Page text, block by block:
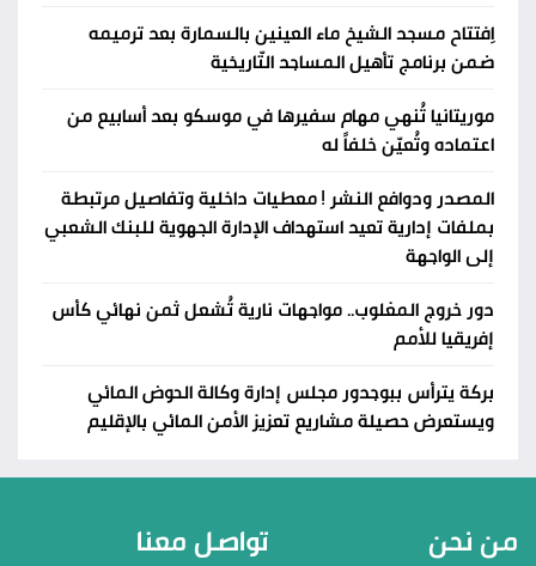
اِفتتاح مسجد الشيخ ماء العينين بالسمارة بعد ترميمه
ضمن برنامج تأهيل المساجد التّاريخية
موريتانيا تُنهي مهام سفيرها في موسكو بعد أسابيع من
اعتماده وتُعيّن خلفاً له
المصدر ودوافع النشر ! معطيات داخلية وتفاصيل مرتبطة
بملفات إدارية تعيد استهداف الإدارة الجهوية للبنك الشعبي
إلى الواجهة
دور خروج المغلوب.. مواجهات نارية تُشعل ثمن نهائي كأس
إفريقيا للأمم
بركة يترأس ببوجدور مجلس إدارة وكالة الحوض المائي
ويستعرض حصيلة مشاريع تعزيز الأمن المائي بالإقليم
من نحن تواصل معنا